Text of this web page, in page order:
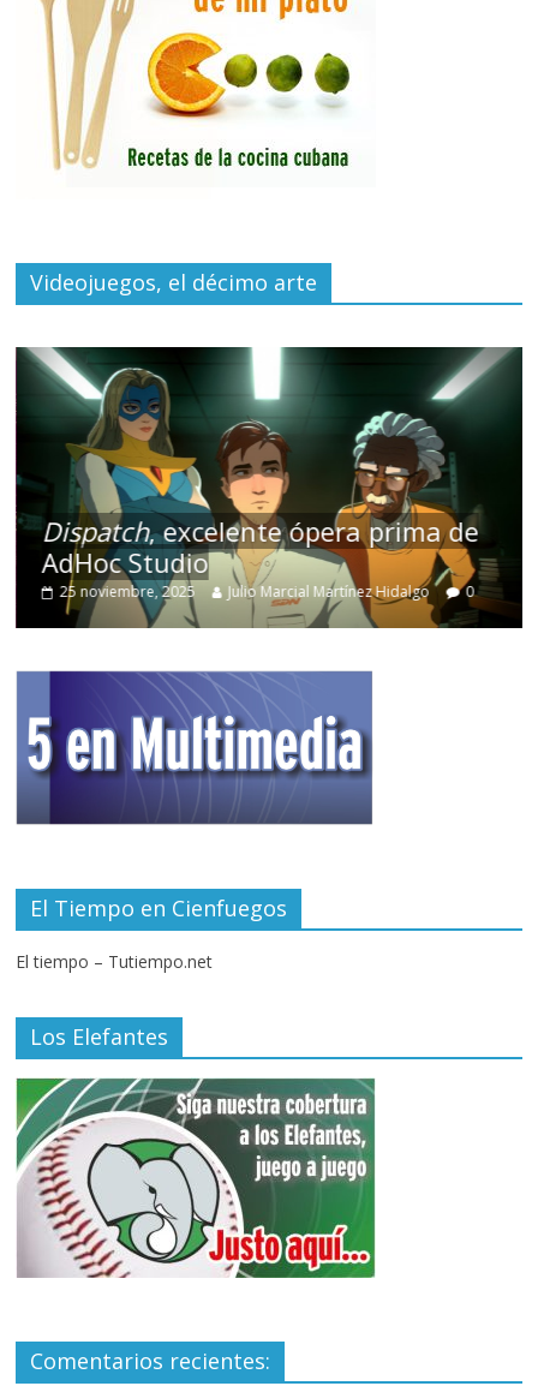
Videojuegos, el décimo arte
Dispatch, excelente ópera prima de
AdHoc Studio
25 noviembre, 2025 Julio Marcial Martínez Hidalgo 0
El Tiempo en Cienfuegos
El tiempo – Tutiempo.net
Los Elefantes
Comentarios recientes: